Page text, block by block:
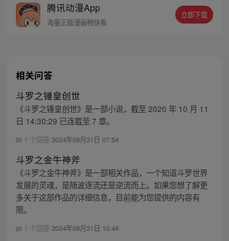
腾讯动漫App
海量正版漫画畅快看
立即下载
相关问答
斗罗之锤皇创世
《斗罗之锤皇创世》是一部小说，截至 2020 年 10 月 11
日 14:30:29 已连载至 7 章。
1 个回答 2024年08月31日 07:54
斗罗之金牛神斧
《斗罗之金牛神斧》是一部相关作品，一个知道斗罗世界
发展的灵魂，是随波逐流还是逆流而上。如果您想了解更
多关于这部作品的详细信息，目前能为您提供的内容有
限。
1 个回答 2024年08月31日 10:44